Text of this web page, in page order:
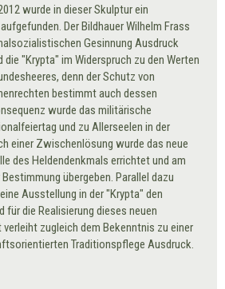
wurde in dieser Skulptur ein
Der Bildhauer Wilhelm Frass
Gesinnung Ausdruck
die "Krypta" im Widerspruch zu den Werten
denn der Schutz von
bestimmt auch dessen
wurde das militärische
und zu Allerseelen in der
einer Zwischenlösung wurde das neue
des Heldendenkmals errichtet und am
übergeben. Parallel dazu
Ausstellung in der "Krypta" den
für die Realisierung dieses neuen
zugleich dem Bekenntnis zu einer
Traditionspflege Ausdruck.